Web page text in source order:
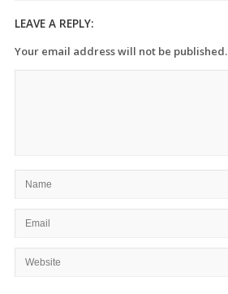
LEAVE A REPLY:
Your email address will not be published.